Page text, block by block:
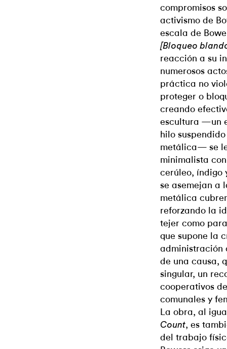
compromisos
activismo de
escala de
[Bloqueo
reacción a su
numerosos
práctica no
proteger o
creando
escultura —un
hilo
metálica— se
minimalista
cerúleo, índigo
se asemejan a
metálica
reforzando la
tejer como
que supone la
administración
de una causa,
singular, un
cooperativos
comunales y
La obra, al
Count, es
del trabajo